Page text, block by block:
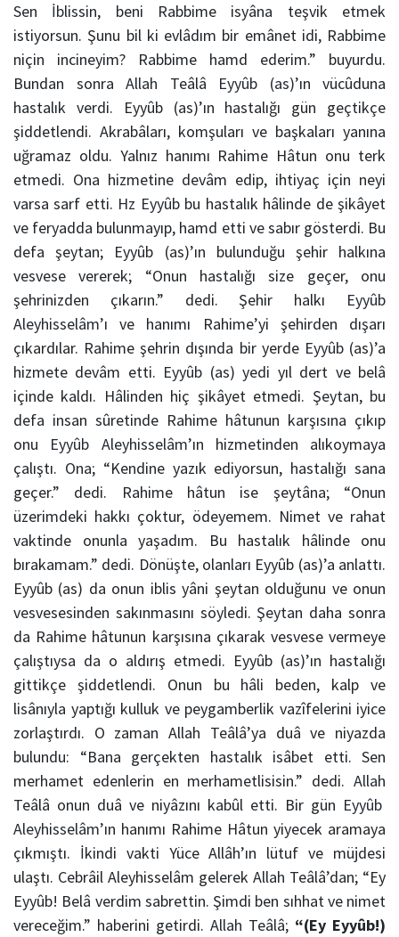
Sen İblissin, beni Rabbime isyâna teşvik etmek
istiyorsun. Şunu bil ki evlâdım bir emânet idi, Rabbime
niçin incineyim? Rabbime hamd ederim.” buyurdu.
Bundan sonra Allah Teâlâ Eyyûb (as)’ın vücûduna
hastalık verdi.
Eyyûb (as)’ın hastalığı gün geçtikçe
şiddetlendi. Akrabâları, komşuları ve başkaları yanına
uğramaz oldu. Yalnız hanımı Rahime Hâtun onu terk
etmedi. Ona hizmetine devâm edip, ihtiyaç için neyi
varsa sarf etti. Hz Eyyûbbu hastalık hâlinde de şikâyet
ve feryadda bulunmayıp, hamd etti ve sabır gösterdi. Bu
defa şeytan; Eyyûb (as)’ın bulunduğu şehir halkına
vesvese vererek; “Onun hastalığı size geçer, onu
şehrinizden çıkarın.” dedi. Şehir halkı Eyyûb
Aleyhisselâm’ı ve hanımı Rahime’yi şehirden dışarı
çıkardılar. Rahime şehrin dışında bir yerde Eyyûb(as)’a
hizmete devâm etti. Eyyûb (as) yedi yıl dert ve belâ
içinde kaldı. Hâlinden hiç şikâyet etmedi. Şeytan, bu
defa insan sûretinde Rahime hâtunun karşısına çıkıp
onu Eyyûb Aleyhisselâm’ın hizmetinden alıkoymaya
çalıştı. Ona; “Kendine yazık ediyorsun, hastalığı sana
geçer.” dedi. Rahime hâtun ise şeytâna; “Onun
üzerimdeki hakkı çoktur, ödeyemem. Nimet ve rahat
vaktinde onunla yaşadım. Bu hastalık hâlinde onu
bırakamam.” dedi. Dönüşte, olanları Eyyûb (as)’a anlattı.
Eyyûb (as) da onun iblis yâni şeytan olduğunu ve onun
vesvesesinden sakınmasını söyledi. Şeytan daha sonra
da Rahime hâtunun karşısına çıkarak vesvese vermeye
çalıştıysa da o aldırış etmedi. Eyyûb (as)’ın hastalığı
gittikçe şiddetlendi. Onun bu hâli beden, kalp ve
lisânıyla yaptığı kulluk ve peygamberlik vazîfelerini iyice
zorlaştırdı. O zaman Allah Teâlâ’ya duâ ve niyazda
bulundu: “Bana gerçekten hastalık isâbet etti. Sen
merhamet edenlerin en merhametlisisin.” dedi. Allah
Teâlâ onun duâ ve niyâzını kabûl etti. Bir gün Eyyûb
Aleyhisselâm’ın hanımı Rahime Hâtun yiyecek aramaya
çıkmıştı. İkindi vakti Yüce Allâh’ın lütuf ve müjdesi
ulaştı. Cebrâil Aleyhisselâm gelerek Allah Teâlâ’dan; “Ey
Eyyûb! Belâ verdim sabrettin. Şimdi ben sıhhat ve nimet
vereceğim.” haberini getirdi. Allah Teâlâ; “(Ey Eyyûb!)